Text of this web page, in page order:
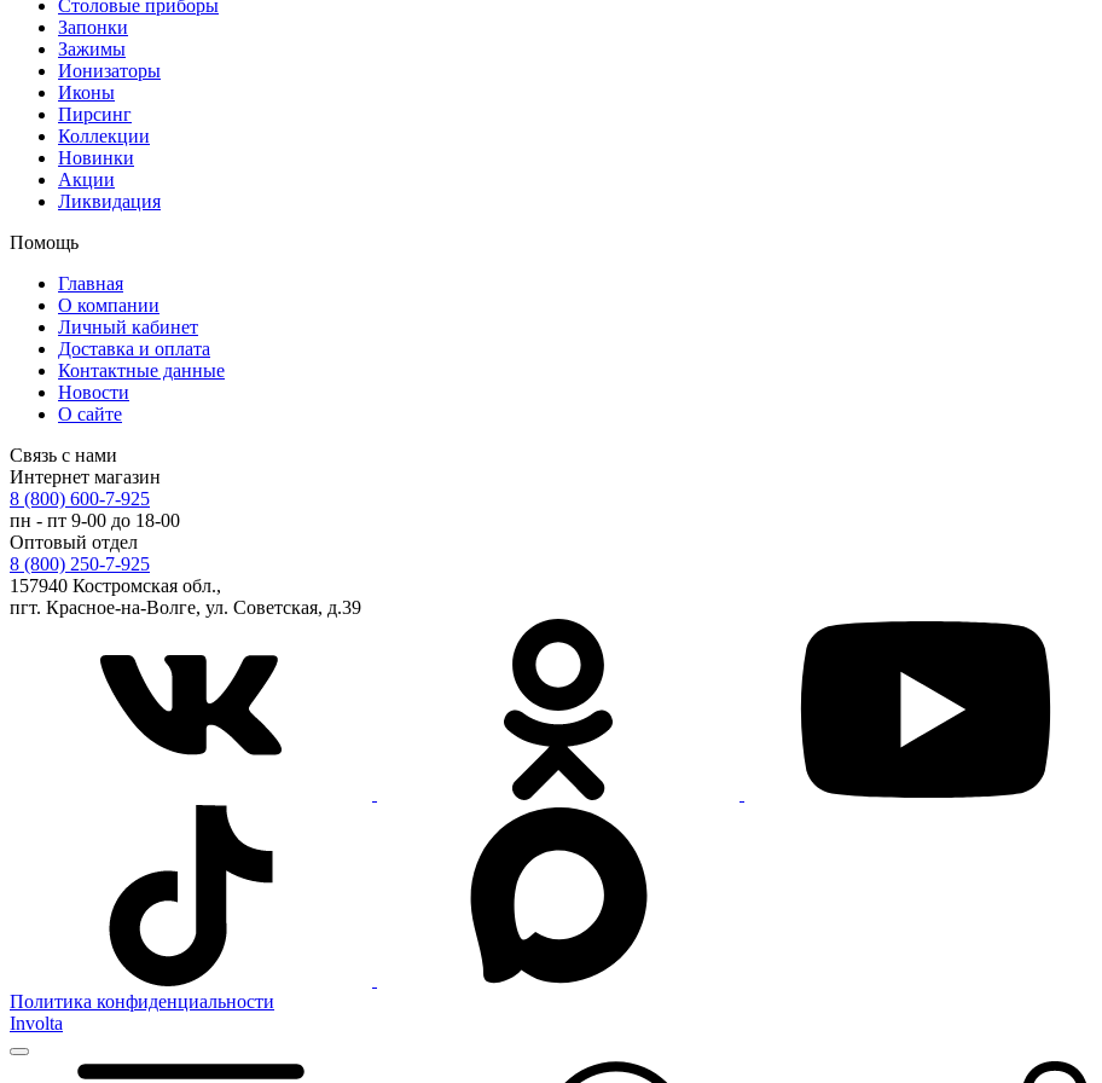
Столовые приборы
Запонки
Зажимы
Ионизаторы
Иконы
Пирсинг
Коллекции
Новинки
Акции
Ликвидация
Помощь
Главная
О компании
Личный кабинет
Доставка и оплата
Контактные данные
Новости
О сайте
Связь с нами
Интернет магазин
8 (800) 600-7-925
пн - пт 9-00 до 18-00
Оптовый отдел
8 (800) 250-7-925
157940 Костромская обл.,
пгт. Красное-на-Волге, ул. Советская, д.39
Политика конфиденциальности
Involta